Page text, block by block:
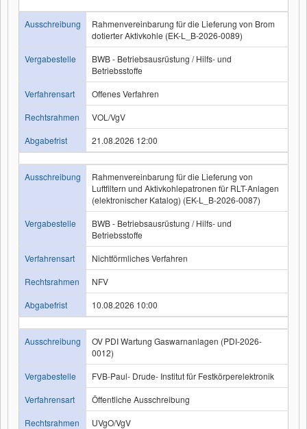
Ausschreibung
Rahmenvereinbarung für die Lieferung von Brom
dotierter Aktivkohle (EK-L_B-2026-0089)
Vergabestelle
BWB - Betriebsausrüstung / Hilfs- und
Betriebsstoffe
Verfahrensart
Offenes Verfahren
Rechtsrahmen
VOL/VgV
Abgabefrist
21.08.2026 12:00
Ausschreibung
Rahmenvereinbarung für die Lieferung von
Luftfiltern und Aktivkohlepatronen für RLT-Anlagen
(elektronischer Katalog) (EK-L_B-2026-0087)
Vergabestelle
BWB - Betriebsausrüstung / Hilfs- und
Betriebsstoffe
Verfahrensart
Nichtförmliches Verfahren
Rechtsrahmen
NFV
Abgabefrist
10.08.2026 10:00
Ausschreibung
OV PDI Wartung Gaswarnanlagen (PDI-2026-
0012)
Vergabestelle
FVB-Paul- Drude- Institut für Festkörperelektronik
Verfahrensart
Öffentliche Ausschreibung
Rechtsrahmen
UVgO/VgV